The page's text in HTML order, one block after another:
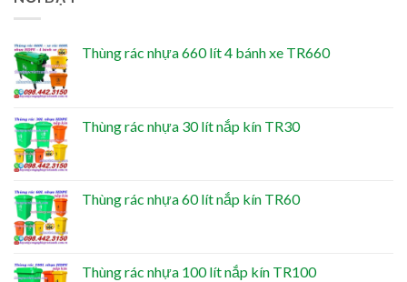
Thùng rác nhựa 660 lít 4 bánh xe TR660
Thùng rác nhựa 30 lít nắp kín TR30
Thùng rác nhựa 60 lít nắp kín TR60
Thùng rác nhựa 100 lít nắp kín TR100